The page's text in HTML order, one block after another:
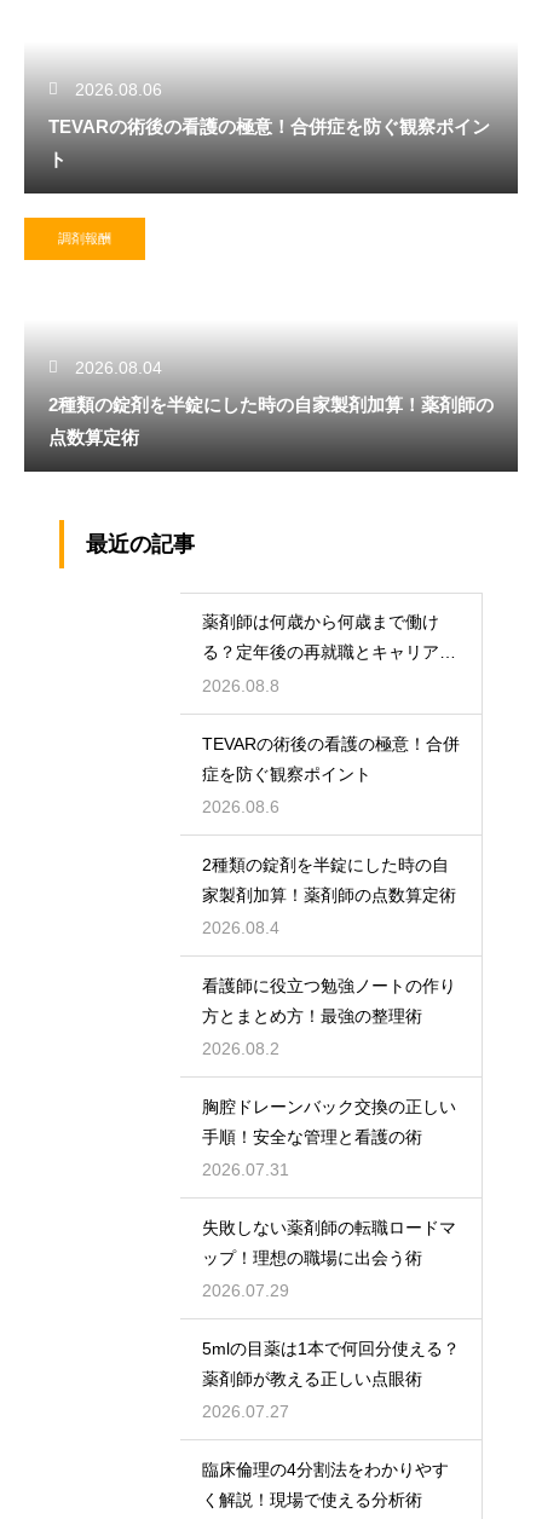
2026.08.06
TEVARの術後の看護の極意！合併症を防ぐ観察ポイン
ト
調剤報酬
2026.08.04
2種類の錠剤を半錠にした時の自家製剤加算！薬剤師の
点数算定術
最近の記事
薬剤師は何歳から何歳まで働け
る？定年後の再就職とキャリアの
術
2026.08.8
TEVARの術後の看護の極意！合併
症を防ぐ観察ポイント
2026.08.6
2種類の錠剤を半錠にした時の自
家製剤加算！薬剤師の点数算定術
2026.08.4
看護師に役立つ勉強ノートの作り
方とまとめ方！最強の整理術
2026.08.2
胸腔ドレーンバック交換の正しい
手順！安全な管理と看護の術
2026.07.31
失敗しない薬剤師の転職ロードマ
ップ！理想の職場に出会う術
2026.07.29
5mlの目薬は1本で何回分使える？
薬剤師が教える正しい点眼術
2026.07.27
臨床倫理の4分割法をわかりやす
く解説！現場で使える分析術